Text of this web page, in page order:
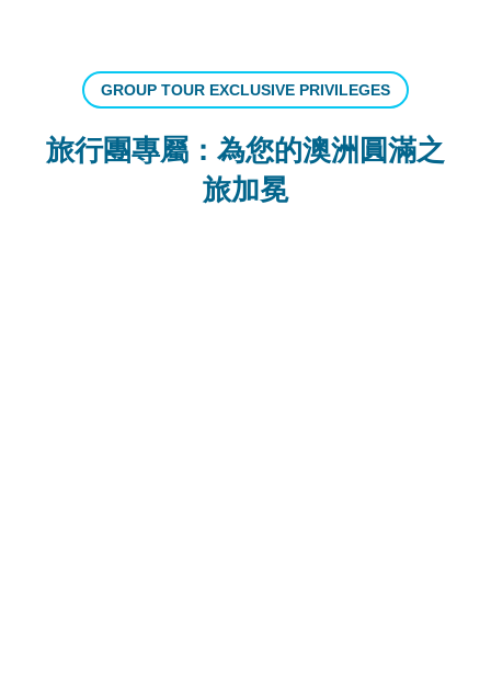
GROUP TOUR EXCLUSIVE PRIVILEGES
旅行團專屬：為您的澳洲圓滿之
旅加冕